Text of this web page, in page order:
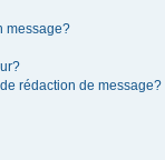
message?
rédaction de message?